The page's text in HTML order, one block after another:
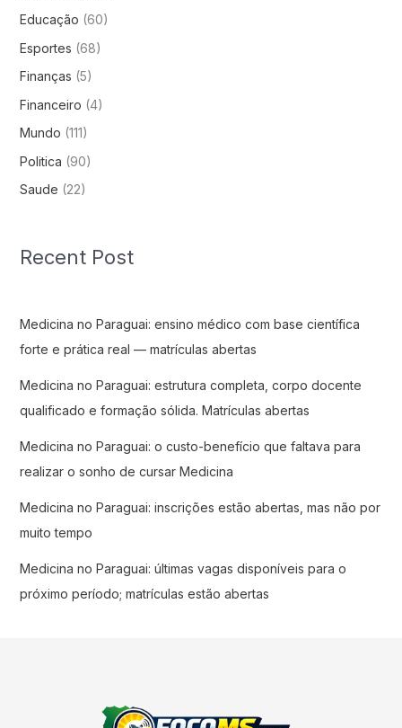
Educação (60)
Esportes (68)
Finanças (5)
Financeiro (4)
Mundo (111)
Politica (90)
Saude (22)
Recent Post
Medicina no Paraguai: ensino médico com base científica
forte e prática real — matrículas abertas
Medicina no Paraguai: estrutura completa, corpo docente
qualificado e formação sólida. Matrículas abertas
Medicina no Paraguai: o custo-benefício que faltava para
realizar o sonho de cursar Medicina
Medicina no Paraguai: inscrições estão abertas, mas não por
muito tempo
Medicina no Paraguai: últimas vagas disponíveis para o
próximo período; matrículas estão abertas